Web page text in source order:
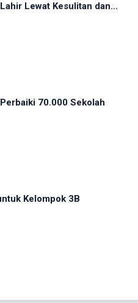
Lewat Kesulitan dan...
70.000 Sekolah
Kelompok 3B